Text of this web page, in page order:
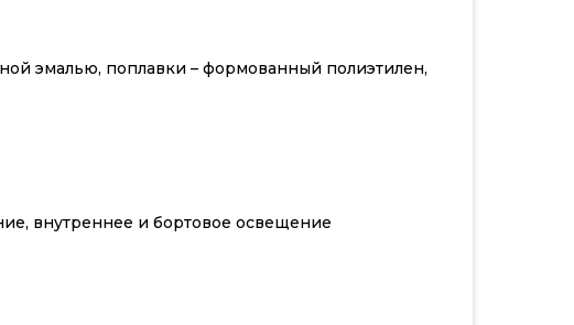
эмалью, поплавки – формованный полиэтилен,
внутреннее и бортовое освещение